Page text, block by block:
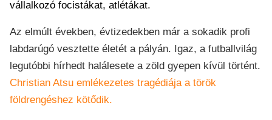
vállalkozó focistákat, atlétákat.
Az elmúlt években, évtizedekben már a sokadik profi
labdarúgó vesztette életét a pályán. Igaz, a futballvilág
legutóbbi hírhedt halálesete a zöld gyepen kívül történt.
Christian Atsu emlékezetes tragédiája a török
földrengéshez kötődik.